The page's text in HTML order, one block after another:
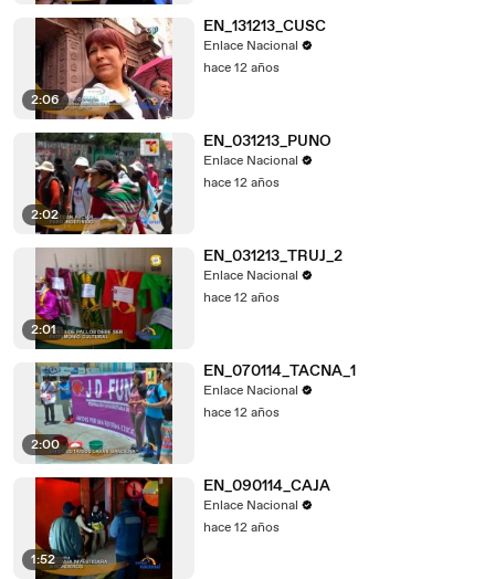
2:06
EN_131213_CUSC
Enlace Nacional
hace 12 años
2:02
EN_031213_PUNO
Enlace Nacional
hace 12 años
2:01
EN_031213_TRUJ_2
Enlace Nacional
hace 12 años
2:00
EN_070114_TACNA_1
Enlace Nacional
hace 12 años
1:52
EN_090114_CAJA
Enlace Nacional
hace 12 años